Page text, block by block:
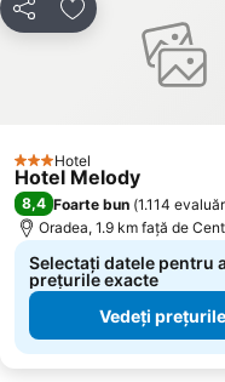
DistribuițiAdăugaţi la
3 SteleHotel
Hotel Melody
8,4 Foarte bun (1.114
Oradea, 1.9 km faţă de
Selectați datele pentru
prețurile exacte
Vedeți prețurile